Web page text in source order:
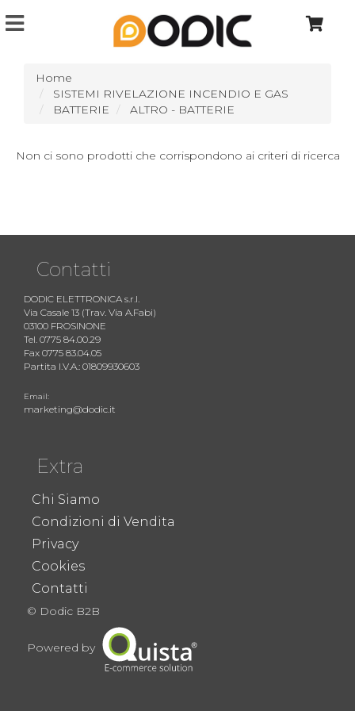
Home
SISTEMI RIVELAZIONE INCENDIO E GAS
BATTERIE
ALTRO - BATTERIE
Non ci sono prodotti che corrispondono ai criteri di ricerca
Contatti
DODIC ELETTRONICA s.r.l.
Via Casale 13 (Trav. Via A.Fabi)
03100 FROSINONE
Tel. 0775 84.00.29
Fax 0775 83.04.05
Partita I.V.A.: 01809930603
Email:
marketing@dodic.it
Extra
Chi Siamo
Condizioni di Vendita
Privacy
Cookies
Contatti
© Dodic B2B
Powered by